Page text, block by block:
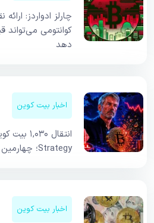
چارلز ادواردز:
کوانتومی می‌تواند
دهد
اخبار بیت کوین
انتقال
Strategy؛ چهارمین موج فروش در راه است؟
اخبار بیت کوین